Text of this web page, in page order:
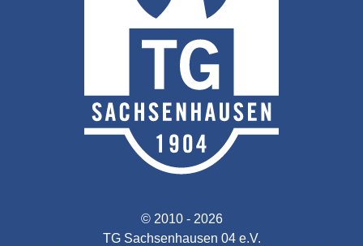
© 2010 - 2026
TG Sachsenhausen 04 e.V.